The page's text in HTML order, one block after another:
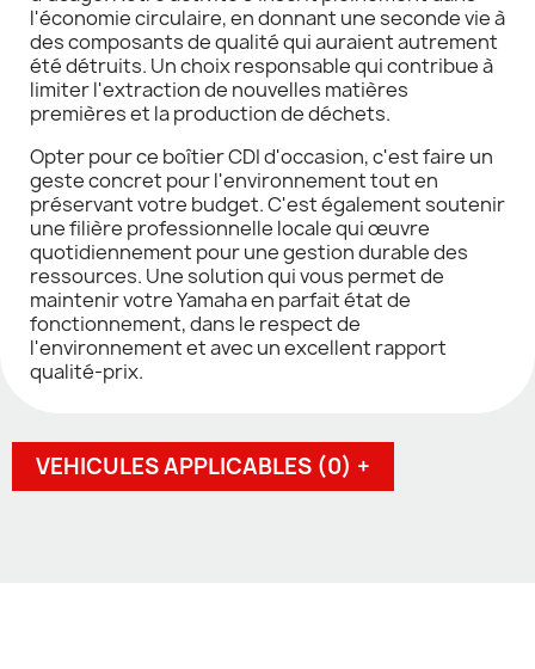
l'économie circulaire, en donnant une seconde vie à
des composants de qualité qui auraient autrement
été détruits. Un choix responsable qui contribue à
limiter l'extraction de nouvelles matières
premières et la production de déchets.
Opter pour ce boîtier CDI d'occasion, c'est faire un
geste concret pour l'environnement tout en
préservant votre budget. C'est également soutenir
une filière professionnelle locale qui œuvre
quotidiennement pour une gestion durable des
ressources. Une solution qui vous permet de
maintenir votre Yamaha en parfait état de
fonctionnement, dans le respect de
l'environnement et avec un excellent rapport
qualité-prix.
VEHICULES APPLICABLES (0) +